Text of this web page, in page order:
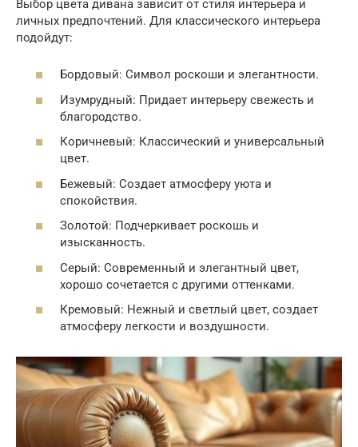
Выбор цвета дивана зависит от стиля интерьера и
личных предпочтений. Для классического интерьера
подойдут:
Бордовый: Символ роскоши и элегантности.
Изумрудный: Придает интерьеру свежесть и
благородство.
Коричневый: Классический и универсальный
цвет.
Бежевый: Создает атмосферу уюта и
спокойствия.
Золотой: Подчеркивает роскошь и
изысканность.
Серый: Современный и элегантный цвет,
хорошо сочетается с другими оттенками.
Кремовый: Нежный и светлый цвет, создает
атмосферу легкости и воздушности.